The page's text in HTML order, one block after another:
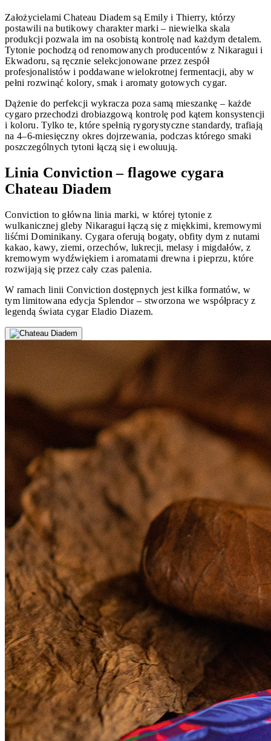
Założycielami Chateau Diadem są Emily i Thierry, którzy
postawili na butikowy charakter marki – niewielka skala
produkcji pozwala im na osobistą kontrolę nad każdym detalem.
Tytonie pochodzą od renomowanych producentów z Nikaragui i
Ekwadoru, są ręcznie selekcjonowane przez zespół
profesjonalistów i poddawane wielokrotnej fermentacji, aby w
pełni rozwinąć kolory, smak i aromaty gotowych cygar.
Dążenie do perfekcji wykracza poza samą mieszankę – każde
cygaro przechodzi drobiazgową kontrolę pod kątem konsystencji
i koloru. Tylko te, które spełnią rygorystyczne standardy, trafiają
na 4–6-miesięczny okres dojrzewania, podczas którego smaki
poszczególnych tytoni łączą się i ewoluują.
Linia Conviction – flagowe cygara
Chateau Diadem
Conviction to główna linia marki, w której tytonie z
wulkanicznej gleby Nikaragui łączą się z miękkimi, kremowymi
liśćmi Dominikany. Cygara oferują bogaty, obfity dym z nutami
kakao, kawy, ziemi, orzechów, lukrecji, melasy i migdałów, z
kremowym wydźwiękiem i aromatami drewna i pieprzu, które
rozwijają się przez cały czas palenia.
W ramach linii Conviction dostępnych jest kilka formatów, w
tym limitowana edycja Splendor – stworzona we współpracy z
legendą świata cygar Eladio Diazem.